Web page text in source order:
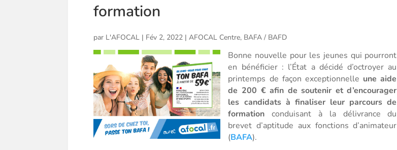
formation
par L'AFOCAL | Fév 2, 2022 |AFOCAL Centre, BAFA / BAFD
Bonne nouvelle pour les jeunes qui pourront
en bénéficier : l’État a décidé d’octroyer au
printemps de façon exceptionnelle une aide
de 200 € afin de soutenir et d’encourager
les candidats à finaliser leur parcours de
formation conduisant à la délivrance du
brevet d’aptitude aux fonctions d’animateur
(BAFA).